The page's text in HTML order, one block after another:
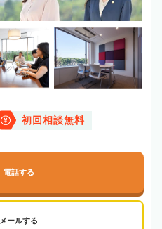
初回相談無料
電話する
メールする